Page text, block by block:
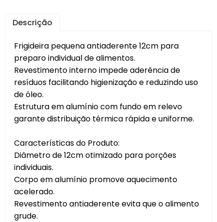
Descrição
Frigideira pequena antiaderente 12cm para
preparo individual de alimentos.
Revestimento interno impede aderência de
resíduos facilitando higienização e reduzindo uso
de óleo.
Estrutura em alumínio com fundo em relevo
garante distribuição térmica rápida e uniforme.
Características do Produto:
Diâmetro de 12cm otimizado para porções
individuais.
Corpo em alumínio promove aquecimento
acelerado.
Revestimento antiaderente evita que o alimento
grude.